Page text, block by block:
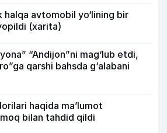
halqa avtomobil yo‘lining bir
(xarita)
“Andijon”ni mag‘lub etdi,
qarshi bahsda g‘alabani
haqida ma’lumot
bilan tahdid qildi